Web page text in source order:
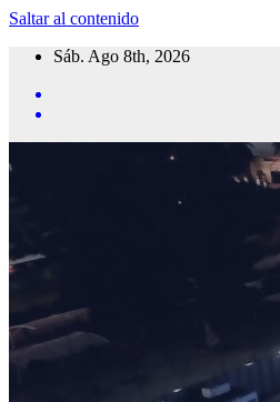
Saltar al contenido
Sáb. Ago 8th, 2026